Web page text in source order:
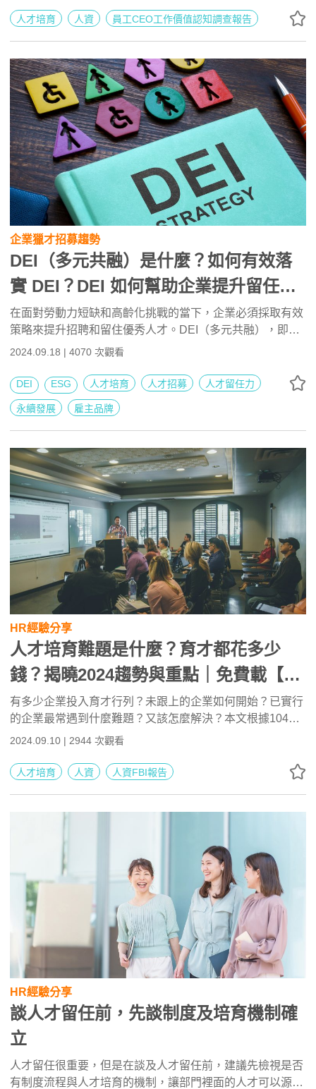
調查報告】可供下載唷！
人才培育 人資 員工CEO工作價值認知調查報告
企業獵才招募趨勢
DEI（多元共融）是什麼？如何有效落
實 DEI？DEI 如何幫助企業提升留任
率？7 大 DEI 策略有效吸引頂尖人才上
門！
在面對勞動力短缺和高齡化挑戰的當下，企業必須採取有效
策略來提升招聘和留住優秀人才。DEI（多元共融），即多
元性（Diversity）、公平性（Equity）和包容性
《ESG與DEI趨勢下，關鍵人才論壇》中，分享了許多實用
的 DEI 議題。那麼，什麼是DEI（多元共融）？DEI 為什麼
重要，尤其在現今人才爭奪戰中？DEI 怎麼做企業才能有效
提升招聘和留任能力？如何通過DEI改變企業文化，提升員
工滿意度和忠誠度？本文將深入探討論壇中分享的 DEI 實施
策略，解答這些關鍵問題，並幫助企業在當前趨勢下建立更
具吸引力的工作環境。讓我們一起探索 DEI 如何成為提升企
業競爭力的利器。
2024.09.18 | 4070 次觀看
DEI ESG 人才培育 人才招募 人才留任力
永續發展 雇主品牌
HR經驗分享
人才培育難題是什麼？育才都花多少
錢？揭曉2024趨勢與重點｜免費載【人
資F.B.I.研究報告】
有多少企業投入育才行列？未跟上的企業如何開始？已實行
的企業最常遇到什麼難題？又該怎麼解決？本文根據104人
力銀行發布的【2024人資F.B.I.研究報告】，分析2024年人
2024.09.10 | 2944 次觀看
人才培育 人資 人資FBI報告
HR經驗分享
談人才留任前，先談制度及培育機制確
立
人才留任很重要，但是在談及人才留任前，建議先檢視是否
有制度流程與人才培育的機制，讓部門裡面的人才可以源源